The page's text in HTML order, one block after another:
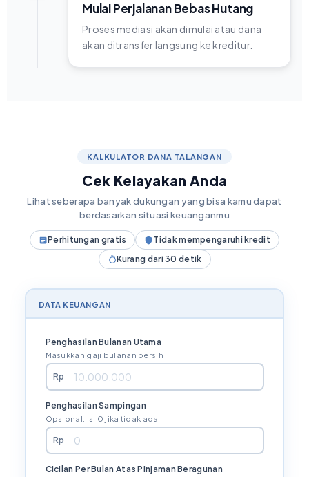
Mulai Perjalanan Bebas Hutang
Proses mediasi akan dimulai atau dana
akan ditransfer langsung ke kreditur.
KALKULATOR DANA TALANGAN
Cek Kelayakan Anda
Lihat seberapa banyak dukungan yang bisa kamu dapat
berdasarkan situasi keuanganmu
Perhitungan gratis
Tidak mempengaruhi kredit
Kurang dari 30 detik
DATA KEUANGAN
Penghasilan Bulanan Utama
Masukkan gaji bulanan bersih
Rp
Penghasilan Sampingan
Opsional. Isi 0 jika tidak ada
Rp
Cicilan Per Bulan Atas Pinjaman Beragunan